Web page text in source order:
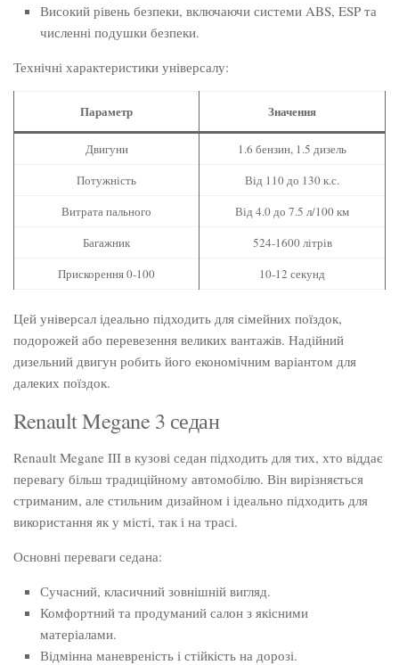
Високий рівень безпеки, включаючи системи ABS, ESP та
численні подушки безпеки.
Технічні характеристики універсалу:
Параметр Значення
Двигуни
1.6 бензин, 1.5 дизель
Потужність
Від 110 до 130 к.с.
Витрата пального
Від 4.0 до 7.5 л/100 км
Багажник
524-1600 літрів
Прискорення 0-100
10-12 секунд
Цей універсал ідеально підходить для сімейних поїздок,
подорожей або перевезення великих вантажів. Надійний
дизельний двигун робить його економічним варіантом для
далеких поїздок.
Renault Megane 3 седан
Renault Megane III в кузові седан підходить для тих, хто віддає
перевагу більш традиційному автомобілю. Він вирізняється
стриманим, але стильним дизайном і ідеально підходить для
використання як у місті, так і на трасі.
Основні переваги седана:
Сучасний, класичний зовнішній вигляд.
Комфортний та продуманий салон з якісними
матеріалами.
Відмінна маневреність і стійкість на дорозі.